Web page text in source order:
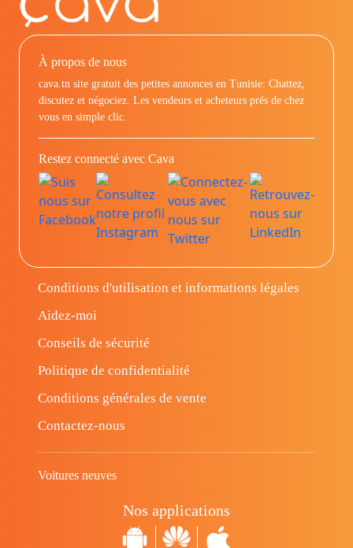
À propos de nous
cava.tn site gratuit des petites annonces en Tunisie: Chattez,
discutez et négociez. Les vendeurs et acheteurs prés de chez
vous en simple clic.
Restez connecté avec Cava
Conditions d'utilisation et informations légales
Aidez-moi
Conseils de sécurité
Politique de confidentialité
Conditions générales de vente
Contactez-nous
Voitures neuves
Nos applications